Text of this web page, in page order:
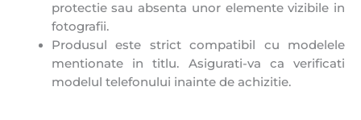
protectie sau absenta unor elemente vizibile in
fotografii.
Produsul este strict compatibil cu modelele
mentionate in titlu. Asigurati-va ca verificati
modelul telefonului inainte de achizitie.